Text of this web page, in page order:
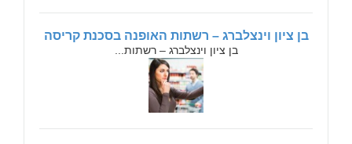
בן ציון וינצלברג – רשתות האופנה בסכנת קריסה
בן ציון וינצלברג – רשתות...